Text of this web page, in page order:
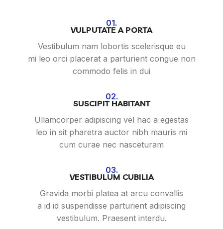
01.
VULPUTATE A PORTA
Vestibulum nam lobortis scelerisque eu
mi leo orci placerat a parturient congue non
commodo felis in dui
02.
SUSCIPIT HABITANT
Ullamcorper adipiscing vel hac a egestas
leo in sit pharetra auctor nibh mauris mi
cum curae nec nasceturam
03.
VESTIBULUM CUBILIA
Gravida morbi platea at arcu convallis
a id id suspendisse parturient adipiscing
vestibulum. Praesent interdu.